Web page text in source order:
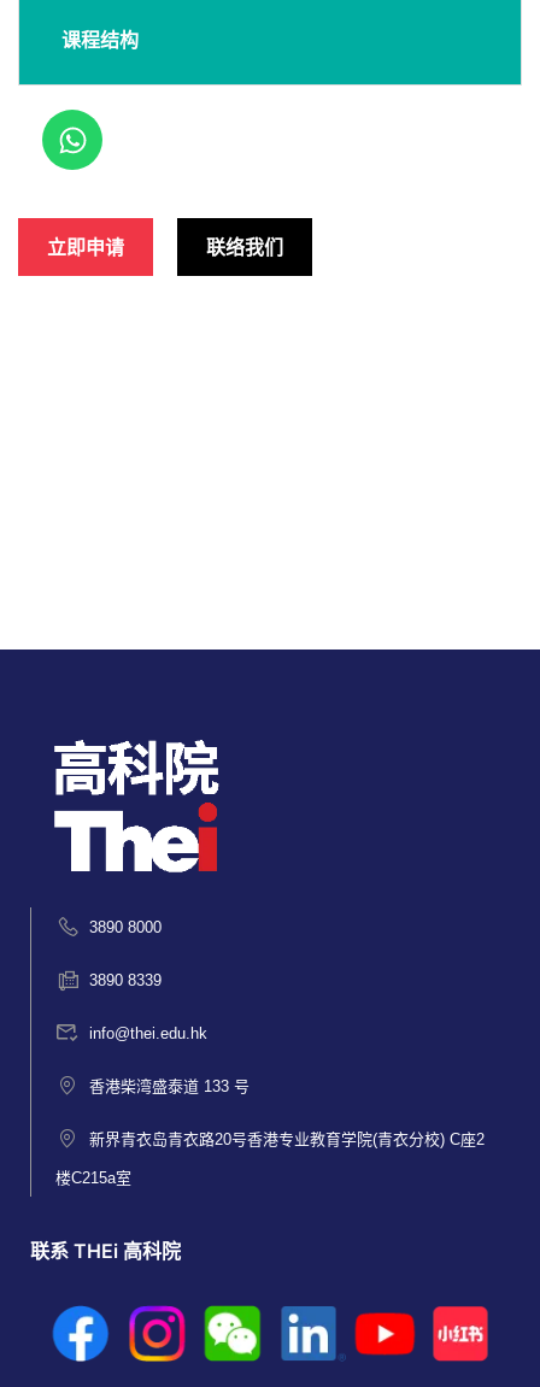
课程结构
立即申请 联络我们
3890 8000
3890 8339
info@thei.edu.hk
香港柴湾盛泰道 133 号
新界青衣岛青衣路20号香港专业教育学院(青衣分校) C座2
楼C215a室
联系 THEi 高科院